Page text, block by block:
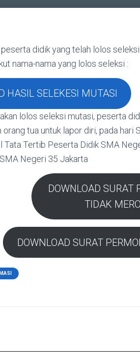
didik yang telah lolos
nama-nama yang lolos seleksi :
HASIL SELEKESI MUTASI
lolos seleksi mutasi, peserta
orang tua untuk lapor diri, pada
Tata Tertib Peserta Didik SMA
Negeri 35 Jakarta
DOWNLOAD SURAT
TIDAK
DOWNLOAD SURAT